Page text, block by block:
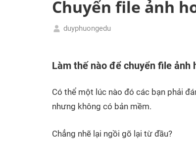
tế
Chuyển file ảnh
duyphuongedu
bài
điện
tử
Word
Làm thế nào để chuyển file ảnh
Có thể một lúc nào đó các bạn phải
nhưng không có bản mềm.
Chẳng nhẽ lại ngồi gõ lại từ đầu?